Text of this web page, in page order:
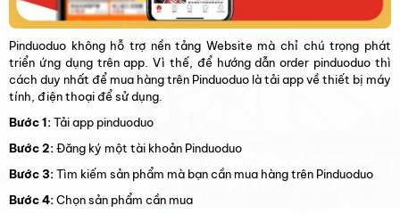
Pinduoduo không hỗ trợ nền tảng Website mà chỉ chú trọng phát
triển ứng dụng trên app. Vì thế, để hướng dẫn order pinduoduo thì
cách duy nhất để mua hàng trên Pinduoduo là tải app về thiết bị máy
tính, điện thoại để sử dụng.
Bước 1:Tải app pinduoduo
Bước 2:Đăng ký một tài khoản Pinduoduo
Bước 3:Tìm kiếm sản phẩm mà bạn cần mua hàng trên Pinduoduo
Bước 4:Chọn sản phẩm cần mua